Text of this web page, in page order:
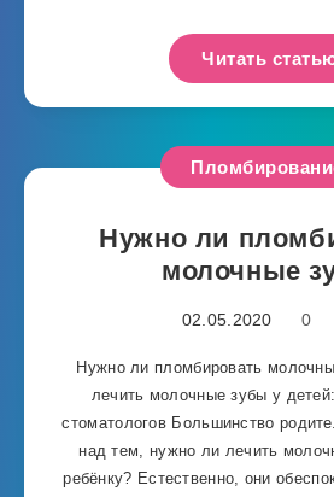
Читать
Нужно ли
молочные
02.05.2020 0
Нужно ли пломбировать
лечить молочные зубы у
стоматологов Большинство
над тем, нужно ли лечить
ребёнку? Естественно, они